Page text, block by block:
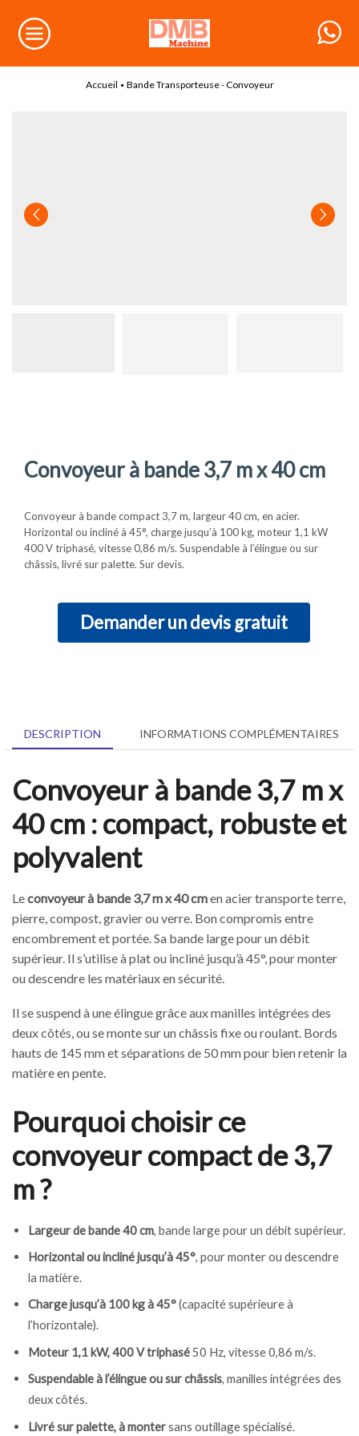
Accueil • Bande Transporteuse - Convoyeur
Convoyeur à bande 3,7 m x 40 cm
Convoyeur à bande compact 3,7 m, largeur 40 cm, en acier.
Horizontal ou incliné à 45°, charge jusqu’à 100 kg, moteur 1,1 kW
400 V triphasé, vitesse 0,86 m/s. Suspendable à l’élingue ou sur
châssis, livré sur palette. Sur devis.
Demander un devis gratuit
DESCRIPTION INFORMATIONS COMPLÉMENTAIRES
Convoyeur à bande 3,7 m x
40 cm : compact, robuste et
polyvalent
Leconvoyeur à bande 3,7 m x 40 cmen acier transporte terre,
pierre, compost, gravier ou verre. Bon compromis entre
encombrement et portée. Sa bande large pour un débit
supérieur. Il s’utilise à plat ou incliné jusqu’à 45°, pour monter
ou descendre les matériaux en sécurité.
Il se suspend à une élingue grâce aux manilles intégrées des
deux côtés, ou se monte sur un châssis fixe ou roulant. Bords
hauts de 145 mm et séparations de 50 mm pour bien retenir la
matière en pente.
Pourquoi choisir ce
convoyeur compact de 3,7
m ?
Largeur de bande 40 cm , bande large pour un débit supérieur.
Horizontal ou incliné jusqu’à 45°, pour monter ou descendre
la matière.
Charge jusqu’à 100 kg à 45°(capacité supérieure à
l’horizontale).
Moteur 1,1 kW, 400 V triphasé50 Hz, vitesse 0,86 m/s.
Suspendable à l’élingue ou sur châssis, manilles intégrées des
deux côtés.
Livré sur palette, à montersans outillage spécialisé.